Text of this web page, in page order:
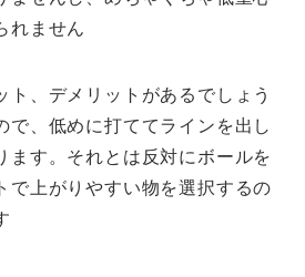
れません
ト、デメリットがあるでしょう
で、低めに打ててラインを出し
ます。それとは反対にボールを
で上がりやすい物を選択するの